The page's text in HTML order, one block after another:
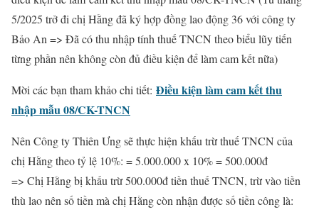
5/2025 trở đi chị Hằng đã ký hợp đồng lao động 36 với công ty
Bảo An => Đã có thu nhập tính thuế TNCN theo biểu lũy tiến
từng phần nên không còn đủ điều kiện để làm cam kết nữa)
Mời các bạn tham khảo chi tiết: Điều kiện làm cam kết thu
nhập mẫu 08/CK-TNCN
Nên Công ty Thiên Ưng sẽ thực hiện khấu trừ thuế TNCN của
chị Hằng theo tỷ lệ 10%: = 5.000.000 x 10% = 500.000đ
=> Chị Hằng bị khấu trừ 500.000đ tiền thuế TNCN, trừ vào tiền
thù lao nên số tiền mà chị Hằng còn nhận được số tiền công là: